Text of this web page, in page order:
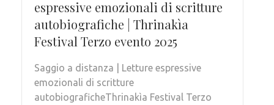
espressive emozionali di scritture
autobiografiche | Thrinakìa
Festival Terzo evento 2025
Saggio a distanza | Letture espressive
emozionali di scritture
autobiograficheThrinakìa Festival Terzo